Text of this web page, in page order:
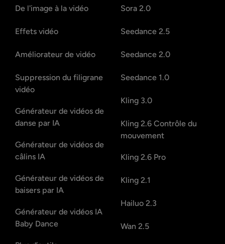
De l'image à la vidéo
Effets vidéo
Améliorateur de vidéo
Suppression du filigrane
vidéo
Générateur de vidéos de
danse par IA
Générateur de vidéos de
câlins IA
Générateur de vidéos de
baisers par IA
Générateur de vidéos IA
Baby Dance
Sora 2.0
Seedance 2.5
Seedance 2.0
Seedance 1.0
Kling 3.0
Kling 2.6 Contrôle du
mouvement
Kling 2.6 Pro
Kling 2.1
Hailuo 2.3
Wan 2.5